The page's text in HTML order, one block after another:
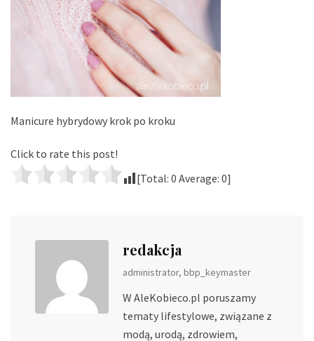
Manicure hybrydowy krok po kroku
Click to rate this post!
[Total: 0 Average: 0]
redakcja
administrator, bbp_keymaster
W AleKobieco.pl poruszamy
tematy lifestylowe, związane z
modą, urodą, zdrowiem,